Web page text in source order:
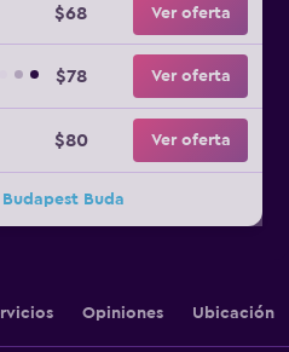
$68 Ver oferta
$78 Ver oferta
$80 Ver oferta
Buda
Opiniones Ubicación